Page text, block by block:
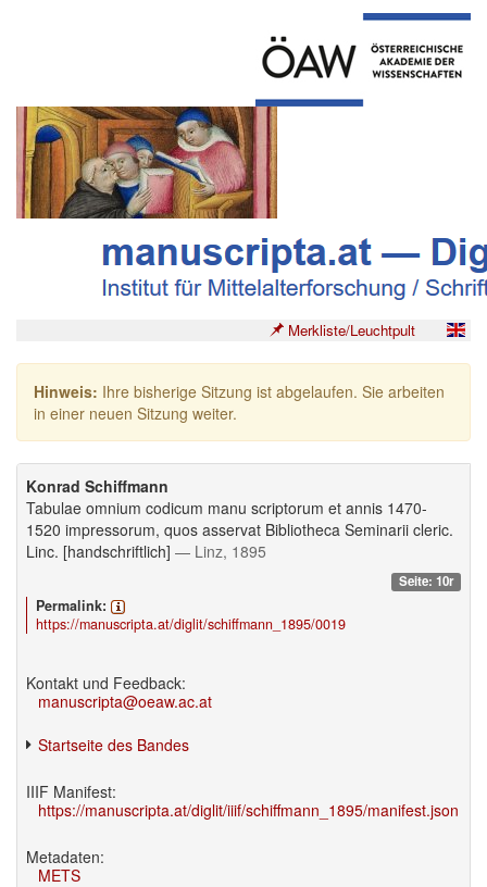
Merkliste/Leuchtpult
Hinweis: Ihre bisherige Sitzung ist abgelaufen. Sie arbeiten
in einer neuen Sitzung weiter.
Konrad Schiffmann
Tabulae omnium codicum manu scriptorum et annis 1470-
1520 impressorum, quos asservat Bibliotheca Seminarii cleric.
Linc. [handschriftlich] — Linz, 1895
Seite: 10r
Permalink:
https://manuscripta.at/diglit/schiffmann_1895/0019
Kontakt und Feedback:
manuscripta@oeaw.ac.at
Startseite des Bandes
IIIF Manifest:
https://manuscripta.at/diglit/iiif/schiffmann_1895/manifest.json
Metadaten:
METS